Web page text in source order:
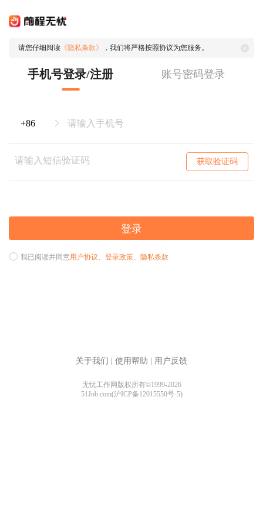
请您仔细阅读 《隐私条款》 ，我们将严格按照协议为您服务。
手机号登录/注册 账号密码登录
获取验证码
登录
我已阅读并同意用户协议、 登录政策、 隐私条款
关于我们 使用帮助 用户反馈
无忧工作网版权所有©1999-2026
51Job.com(沪ICP备12015550号-5)